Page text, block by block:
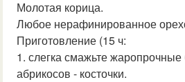
Молотая корица.
Любое нерафинированное
Приготовление (15 ч:
1. слегка смажьте
абрикосов - косточки.